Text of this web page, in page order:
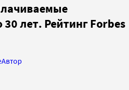
лет. Рейтинг Forbes
Автор